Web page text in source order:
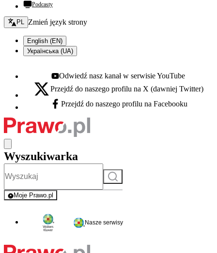
Podcasty
Zmień język - bieżący:
PL Zmień język strony
English (EN)
Українська (UA)
Youtube - otwiera się w nowej karcie
Odwiedź nasz kanał w serwisie YouTube
X - otwiera się w nowej karcie
Przejdź do naszego profilu na X (dawniej Twitter)
Facebook - otwiera się w nowej karcie
Przejdź do naszego profilu na Facebooku
Wyszukiwarka
Szukaj
Moje Prawo.pl
- rejestracja i logowanie do serwisu
Nasze serwisy